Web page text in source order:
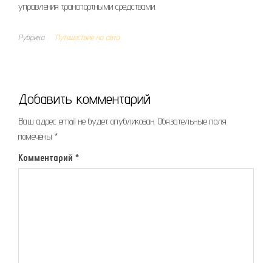
управления транспортными средствами.
Рубрика Путешествие на авто
Добавить комментарий
Ваш адрес email не будет опубликован. Обязательные поля
помечены *
Комментарий *